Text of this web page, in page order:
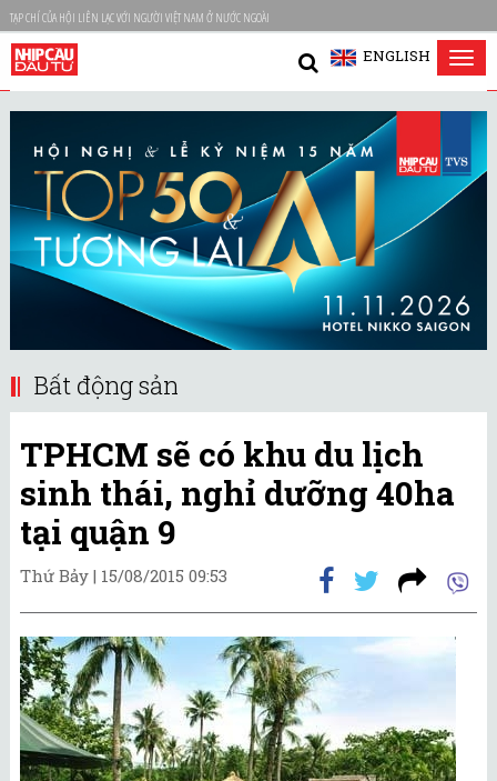
TẠP CHÍ CỦA HỘI LIÊN LẠC VỚI NGƯỜI VIỆT NAM Ở NƯỚC NGOÀI
ENGLISH
Bất động sản
TPHCM sẽ có khu du lịch
sinh thái, nghỉ dưỡng 40ha
tại quận 9
Thứ Bảy | 15/08/2015 09:53